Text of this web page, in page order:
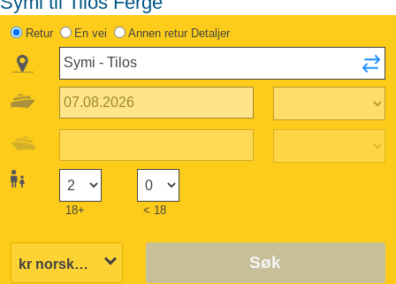
Retur En vei Annen retur Detaljer
18+ < 18
Søk